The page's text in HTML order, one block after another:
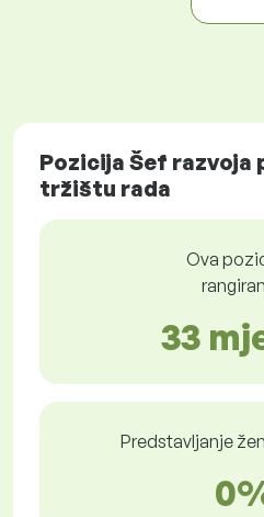
Pozicija Šef razvoja
tržištu rada
Ova
33
Predstavljanje